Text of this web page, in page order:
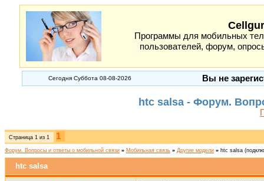
Программы для мобильных
пользователей, форум,
Сегодня Суббота 08-08-2026 Вы не
htc salsa - Форум.
Страница 1 из 1 1
Форум. Вопросы и ответы о мобильной связи » Мобильная связь » Другие модели » htc salsa
htc salsa